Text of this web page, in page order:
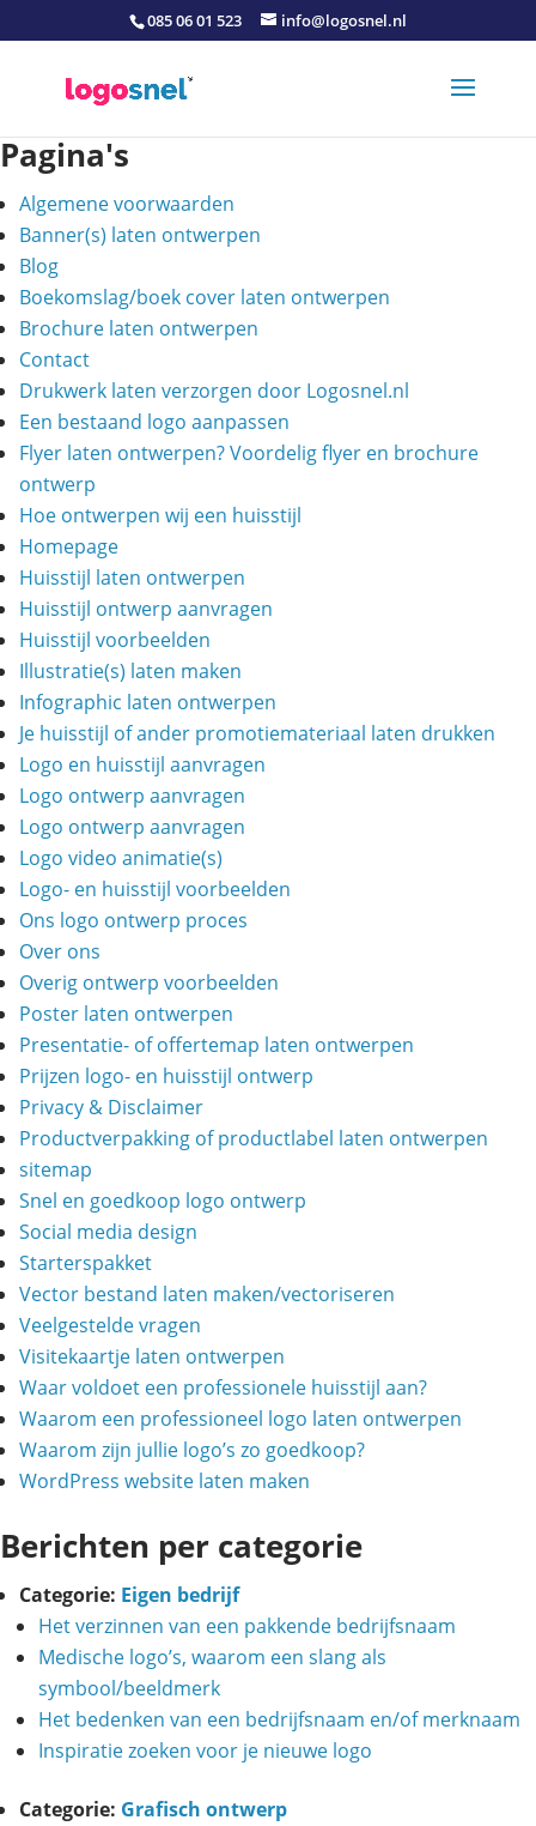
085 06 01 523 info@logosnel.nl
Pagina's
Algemene voorwaarden
Banner(s) laten ontwerpen
Blog
Boekomslag/boek cover laten ontwerpen
Brochure laten ontwerpen
Contact
Drukwerk laten verzorgen door Logosnel.nl
Een bestaand logo aanpassen
Flyer laten ontwerpen? Voordelig flyer en brochure
ontwerp
Hoe ontwerpen wij een huisstijl
Homepage
Huisstijl laten ontwerpen
Huisstijl ontwerp aanvragen
Huisstijl voorbeelden
Illustratie(s) laten maken
Infographic laten ontwerpen
Je huisstijl of ander promotiemateriaal laten drukken
Logo en huisstijl aanvragen
Logo ontwerp aanvragen
Logo ontwerp aanvragen
Logo video animatie(s)
Logo- en huisstijl voorbeelden
Ons logo ontwerp proces
Over ons
Overig ontwerp voorbeelden
Poster laten ontwerpen
Presentatie- of offertemap laten ontwerpen
Prijzen logo- en huisstijl ontwerp
Privacy & Disclaimer
Productverpakking of productlabel laten ontwerpen
sitemap
Snel en goedkoop logo ontwerp
Social media design
Starterspakket
Vector bestand laten maken/vectoriseren
Veelgestelde vragen
Visitekaartje laten ontwerpen
Waar voldoet een professionele huisstijl aan?
Waarom een professioneel logo laten ontwerpen
Waarom zijn jullie logo’s zo goedkoop?
WordPress website laten maken
Berichten per categorie
Categorie: Eigen bedrijf
Het verzinnen van een pakkende bedrijfsnaam
Medische logo’s, waarom een slang als
symbool/beeldmerk
Het bedenken van een bedrijfsnaam en/of merknaam
Inspiratie zoeken voor je nieuwe logo
Categorie: Grafisch ontwerp